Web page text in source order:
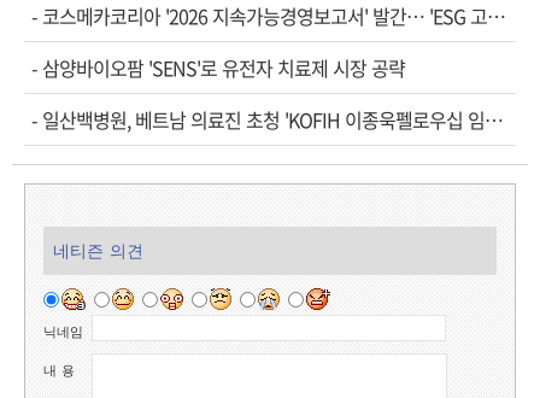
- 코스메카코리아 '2026 지속가능경영보고서' 발간… 'ESG 고…
- 삼양바이오팜 'SENS'로 유전자 치료제 시장 공략
- 일산백병원, 베트남 의료진 초청 'KOFIH 이종욱펠로우십 임…
네티즌 의견
닉네임
내 용